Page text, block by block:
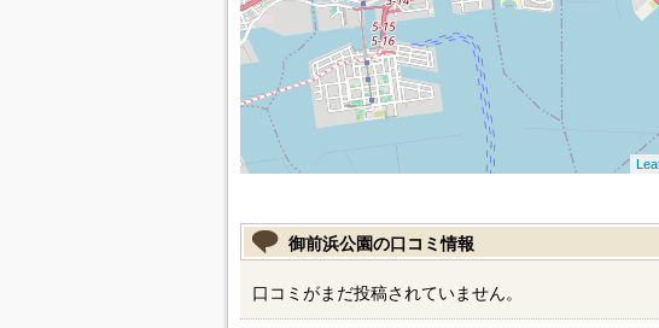
御前浜公園の口コミ情報
口コミがまだ投稿されていません。